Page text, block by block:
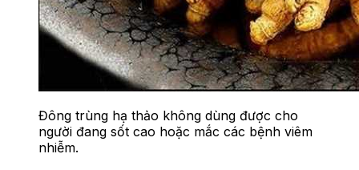
Đông trùng hạ thảo không dùng được cho
người đang sốt cao hoặc mắc các bệnh viêm
nhiễm.